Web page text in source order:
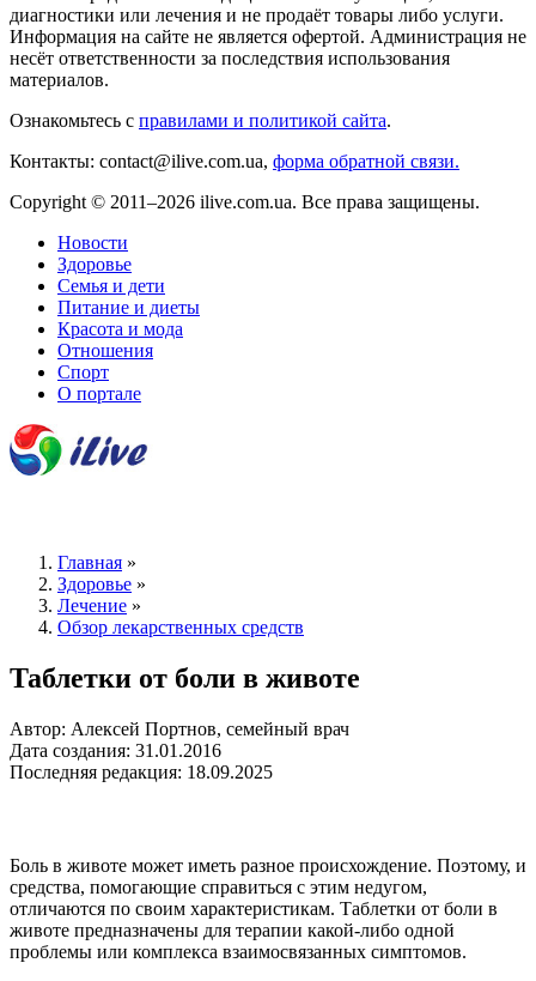
диагностики или лечения и не продаёт товары либо услуги.
Информация на сайте не является офертой. Администрация не
несёт ответственности за последствия использования
материалов.
Ознакомьтесь с правилами и политикой сайта.
Контакты: contact@ilive.com.ua, форма обратной связи.
Copyright © 2011–2026 ilive.com.ua. Все права защищены.
Новости
Здоровье
Семья и дети
Питание и диеты
Красота и мода
Отношения
Спорт
О портале
Главная »
Здоровье »
Лечение »
Обзор лекарственных средств
Таблетки от боли в животе
Автор: Алексей Портнов, семейный врач
Дата создания: 31.01.2016
Последняя редакция: 18.09.2025
Боль в животе может иметь разное происхождение. Поэтому, и
средства, помогающие справиться с этим недугом,
отличаются по своим характеристикам. Таблетки от боли в
животе предназначены для терапии какой-либо одной
проблемы или комплекса взаимосвязанных симптомов.